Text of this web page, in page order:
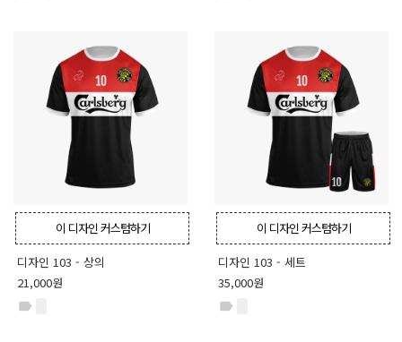
이 디자인 커스텀하기
디자인 103 - 상의
21,000원
label
이 디자인 커스텀하기
디자인 103 - 세트
35,000원
label